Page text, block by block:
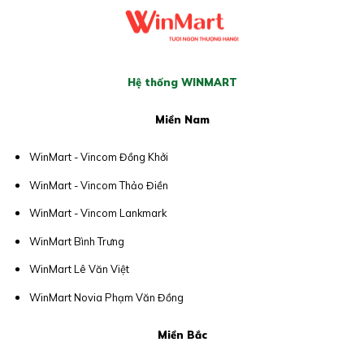
Hệ thống WINMART
Miền Nam
WinMart - Vincom Đồng Khởi
WinMart - Vincom Thảo Điền
WinMart - Vincom Lankmark
WinMart Bình Trưng
WinMart Lê Văn Việt
WinMart Novia Phạm Văn Đồng
Miền Bắc